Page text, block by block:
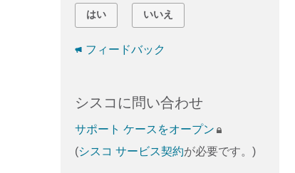
はい いいえ
フィードバック
シスコに問い合わせ
サポート ケースをオープン
(シスコ サービス契約が必要です。)